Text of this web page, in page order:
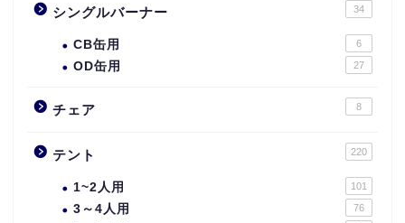
シングルバーナー 34
CB缶用 6
OD缶用 27
チェア 8
テント 220
1~2人用 101
3～4人用 76